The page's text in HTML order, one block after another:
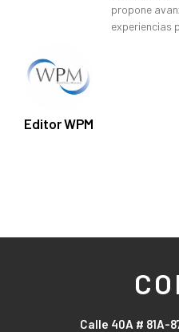
Editor WPM
propone
experiencias
Calle 40A # 81A-